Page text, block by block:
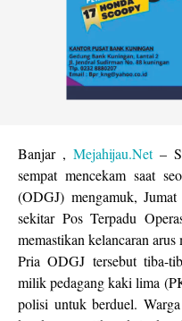
Banjar , Mejahijau.Net–
sempat mencekam saat
(ODGJ) mengamuk,
sekitar Pos Terpadu
memastikan kelancaran
Pria ODGJ tersebut tiba-
milik pedagang kaki lima
polisi untuk berduel.